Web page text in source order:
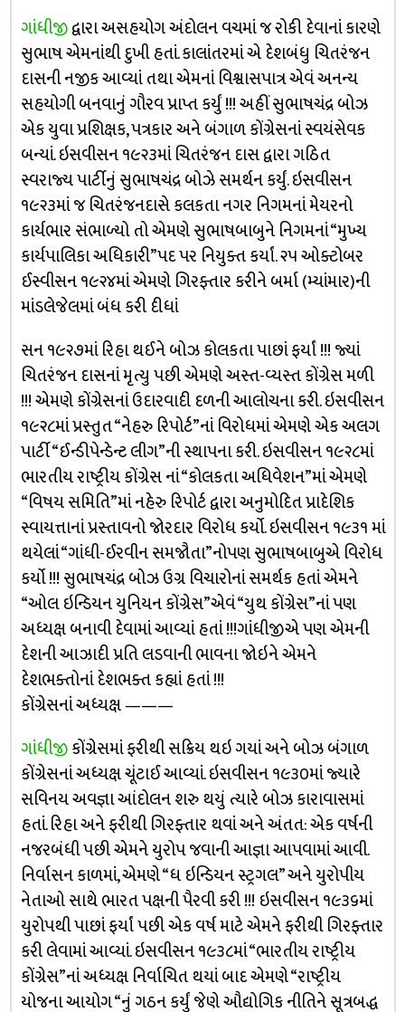
ગાંધીજીદ્વારા અસહયોગ અંદોલન વચમાં જ રોકી દેવાનાં કારણે
સુભાષ એમનાંથી દુખી હતાં. કાલાંતરમાં એ દેશબંધુ ચિતરંજન
દાસની નજીક આવ્યાં તથા એમનાં વિશ્વાસપાત્ર એવં અનન્ય
સહયોગી બનવાનું ગૌરવ પ્રાપ્ત કર્યું !!! અહીં સુભાષચંદ્ર બોઝ
એક યુવા પ્રશિક્ષક, પત્રકાર અને બંગાળ કોંગ્રેસનાં સ્વયંસેવક
બન્યાં. ઇસવીસન ૧૯૨૩માં ચિતરંજન દાસ દ્વારા ગઠિત
સ્વરાજ્ય પાર્ટીનું સુભાષચંદ્ર બોઝે સમર્થન કર્યું. ઇસવીસન
૧૯૨૩માં જ ચિતરંજનદાસે કલકતા નગર નિગમનાં મેયરનો
કાર્યભાર સંભાળ્યો તો એમણે સુભાષબાબુને નિગમનાં “મુખ્ય
કાર્યપાલિકા અધિકારી”પદ પર નિયુક્ત કર્યાં. ૨૫ ઓક્ટોબર
ઈસ્વીસન ૧૯૨૪માં એમણે ગિરફ્તાર કરીને બર્મા (મ્યાંમાર)ની
માંડલેજેલમાં બંધ કરી દીધાં
સન ૧૯૨૭માં રિહા થઈને બોઝ કોલકતા પાછાં ફર્યાં !!! જ્યાં
ચિતરંજન દાસનાં મૃત્યુ પછી એમણે અસ્ત-વ્યસ્ત કોંગ્રેસ મળી
!!! એમણે કોંગ્રેસનાં ઉદારવાદી દળની આલોચના કરી. ઇસવીસન
૧૯૨૮માં પ્રસ્તુત “નેહરુ રિપોર્ટ”નાં વિરોધમાં એમણે એક અલગ
પાર્ટી “ઈન્ડીપેન્ડેન્ટ લીગ”ની સ્થાપના કરી. ઇસવીસન ૧૯૨૮માં
ભારતીય રાષ્ટ્રીય કોંગ્રેસ નાં “કોલકતા અધિવેશન”માં એમણે
“વિષય સમિતિ”માં નહેરુ રિપોર્ટ દ્વારા અનુમોદિત પ્રાદેશિક
સ્વાયત્તાનાં પ્રસ્તાવનો જોરદાર વિરોધ કર્યો. ઇસવીસન ૧૯૩૧ માં
થયેલાં “ગાંધી-ઈરવીન સમજૌતા”નોપણ સુભાષબાબુએ વિરોધ
કર્યો !!! સુભાષચંદ્ર બોઝ ઉગ્ર વિચારોનાં સમર્થક હતાં એમને
“ઓલ ઇન્ડિયન યુનિયન કોંગ્રેસ”એવં “યુથ કોંગ્રેસ”નાં પણ
અધ્યક્ષ બનાવી દેવામાં આવ્યાં હતાં !!!ગાંધીજીએ પણ એમની
દેશની આઝાદી પ્રતિ લડવાની ભાવના જોઇને એમને
દેશભક્તોનાં દેશભક્ત કહ્યાં હતાં !!!
કોંગ્રેસનાં અધ્યક્ષ ———
ગાંધીજીકોંગ્રેસમાં ફરીથી સક્રિય થઇ ગયાં અને બોઝ બંગાળ
કોંગ્રેસનાં અધ્યક્ષ ચૂંટાઈ આવ્યાં. ઇસવીસન ૧૯૩૦માં જ્યારે
સવિનય અવજ્ઞા આંદોલન શરુ થયું ત્યારે બોઝ કારાવાસમાં
હતાં. રિહા અને ફરીથી ગિરફ્તાર થવાં અને અંતત: એક વર્ષની
નજરબંધી પછી એમને યુરોપ જવાની આજ્ઞા આપવામાં આવી.
નિર્વાસન કાળમાં, એમણે “ધ ઇન્ડિયન સ્ટ્રગલ” અને યુરોપીય
નેતાઓ સાથે ભારત પક્ષની પૈરવી કરી !!! ઇસવીસન ૧૯૩૬માં
યુરોપથી પાછાં ફર્યાં પછી એક વર્ષ માટે એમને ફરીથી ગિરફ્તાર
કરી લેવામાં આવ્યાં. ઇસવીસન ૧૯૩૮માં “ભારતીય રાષ્ટ્રીય
કોંગ્રેસ”નાં અધ્યક્ષ નિર્વાચિત થયાં બાદ એમણે “રાષ્ટ્રીય
યોજના આયોગ “નું ગઠન કર્યું જેણે ઔદ્યોગિક નીતિને સૂત્રબદ્ધ